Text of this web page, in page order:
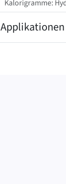
Kalorigramme:
Applikationen